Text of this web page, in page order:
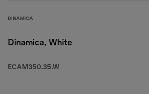
DINAMICA
Dinamica, White
ECAM350.35.W